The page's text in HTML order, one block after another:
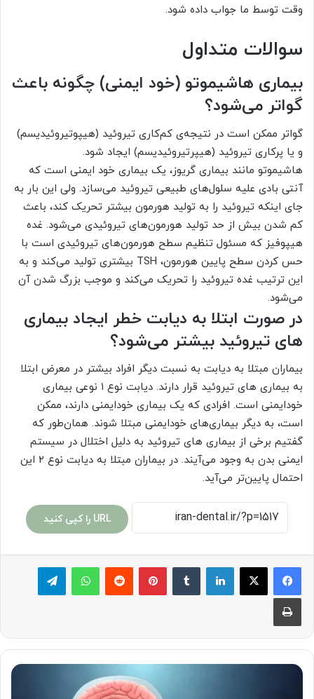
وقت توسط ما جواب داده شود.
سوالات متداول
بیماری هاشیموتو (خود ایمنی) چگونه باعث
گواتر می‌شود؟
گواتر ممکن است در نتیجه‌ی کم‌کاری تیروئید (هیپوتیروئیدیسم)
و یا پرکاری تیروئيد (هیپرتیروئیدیسم) ایجاد شود.
هاشیموتو مانند بیماری گریوز، یک بیماری خود ایمنی است که
آنتی بادی علیه سلول‌های طبیعی تیروئید می‌سازد. ولی این بار به
جای اینکه تیروئید را به تولید هورمون بیشتر تحریک کند، باعث
کم شدن بیش از حد تولید هورمون‌های تیروئیدی می‌شود. غده‌
هیپوفیز که مسئول تنظیم سطح هورمون‌های تیروئیدی است با
حس کردن سطح پایین هورمون، TSH بیشتری تولید می‌کند و به
این ترتیب غده تیروئید را تحریک می‌کند و موجب بزرگ شدن آن
می‌شود.
در صورت ابتلا به دیابت خطر ایجاد بیماری
های تیروئید بیشتر می‌شود؟
بیماران مبتلا به دیابت به نسبت دیگر افراد بیشتر در معرض ابتلا
به بیماری های تیروئید قرار دارند. دیابت نوع ۱ نوعی بیماری
خودایمنی است. افرادی که یک بیماری خودایمنی دارند، ممکن
است، به دیگر بیماری‌های خودایمنی مبتلا شوند. همان‌طور که
گفتیم برخی از بیماری های تیروئید به دلیل اختلال در سیستم
ایمنی بدن به وجود می‌آیند. در بیماران مبتلا به دیابت نوع ۲ این
احتمال پایین‌تر می‌آید.
URL را کپی کنید
لینکدین ‫تامبلر پینترست‫رددیت واتس آپ تلگرام
چاپ
غده